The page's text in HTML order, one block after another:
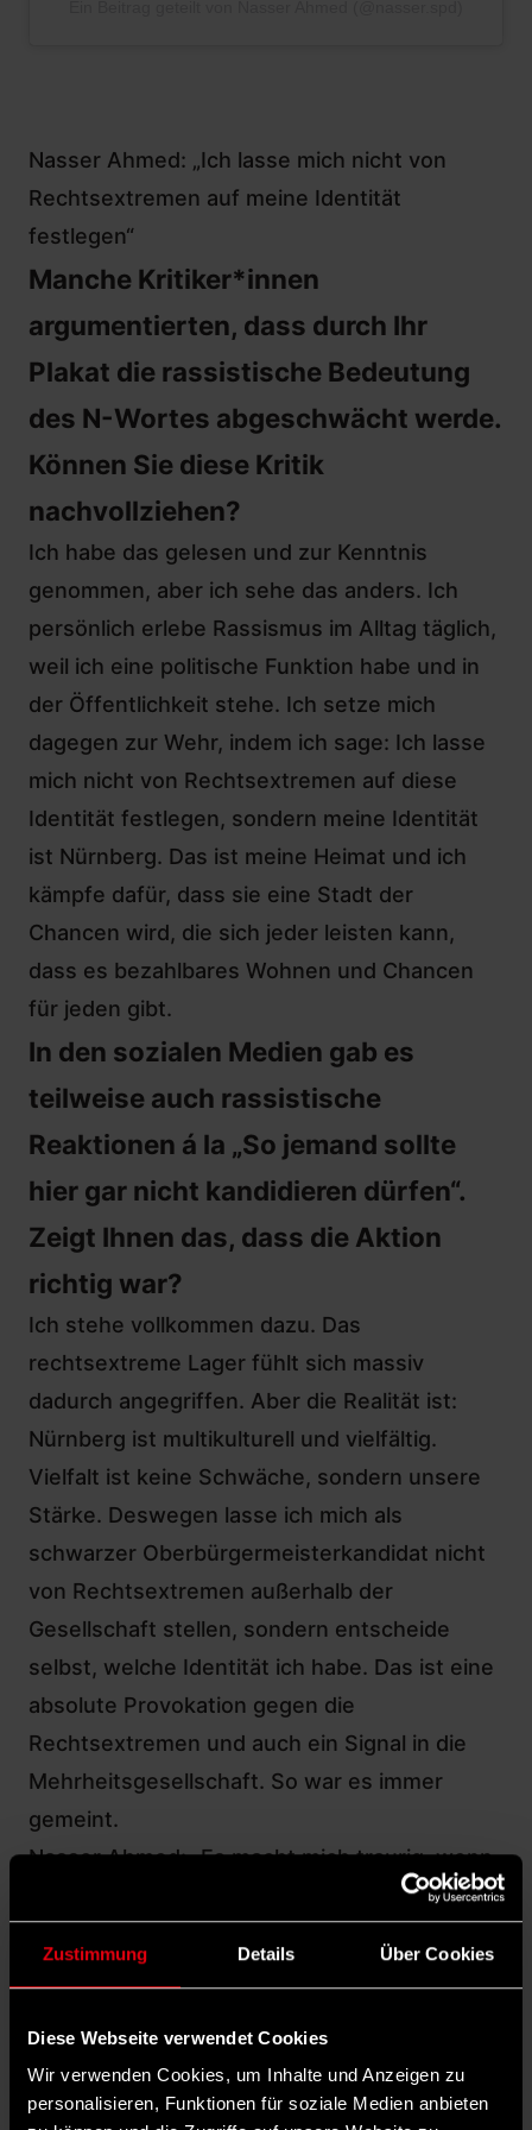
Zustimmung Details Über Cookies
Diese Webseite verwendet Cookies
Wir verwenden Cookies, um Inhalte und Anzeigen zu
personalisieren, Funktionen für soziale Medien anbieten
Nasser Ahmed: „Ich lasse mich nicht von
Rechtsextremen auf meine Identität
festlegen“
Manche Kritiker*innen
argumentierten, dass durch Ihr
Plakat die rassistische Bedeutung
des N-Wortes abgeschwächt werde.
Können Sie diese Kritik
nachvollziehen?
Ich habe das gelesen und zur Kenntnis
genommen, aber ich sehe das anders. Ich
persönlich erlebe Rassismus im Alltag täglich,
weil ich eine politische Funktion habe und in
der Öffentlichkeit stehe. Ich setze mich
dagegen zur Wehr, indem ich sage: Ich lasse
mich nicht von Rechtsextremen auf diese
Identität festlegen, sondern meine Identität
ist Nürnberg. Das ist meine Heimat und ich
kämpfe dafür, dass sie eine Stadt der
Chancen wird, die sich jeder leisten kann,
dass es bezahlbares Wohnen und Chancen
für jeden gibt.
In den sozialen Medien gab es
teilweise auch rassistische
Reaktionen á la „So jemand sollte
hier gar nicht kandidieren dürfen“.
Zeigt Ihnen das, dass die Aktion
richtig war?
Ich stehe vollkommen dazu. Das
rechtsextreme Lager fühlt sich massiv
dadurch angegriffen. Aber die Realität ist:
Nürnberg ist multikulturell und vielfältig.
Vielfalt ist keine Schwäche, sondern unsere
Stärke. Deswegen lasse ich mich als
schwarzer Oberbürgermeisterkandidat nicht
von Rechtsextremen außerhalb der
Gesellschaft stellen, sondern entscheide
selbst, welche Identität ich habe. Das ist eine
absolute Provokation gegen die
Rechtsextremen und auch ein Signal in die
Mehrheitsgesellschaft. So war es immer
gemeint.
Nasser Ahmed: „Es macht mich traurig, wenn
sich Menschen durch das Plakat schlecht
Wie haben die Menschen in
Die allermeisten Nürnbergerinnen und
Nürnberger, mit denen ich spreche – an